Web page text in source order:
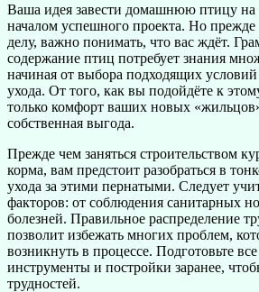
Ваша идея завести домашнюю птицу на
началом успешного проекта. Но
делу, важно понимать, что вас ждёт.
содержание птиц потребует знания
начиная от выбора подходящих
ухода. От того, как вы подойдёте к
только комфорт ваших новых
собственная выгода.
Прежде чем заняться строительством
корма, вам предстоит разобраться в
ухода за этими пернатыми. Следует
факторов: от соблюдения санитарных
болезней. Правильное распределение
позволит избежать многих проблем,
возникнуть в процессе. Подготовьте
инструменты и постройки заранее,
трудностей.